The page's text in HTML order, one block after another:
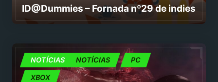
ID@Dummies – Fornada nº29 de indies
JOGOS NOTÍCIAS PC
XBOX
NOTÍCIAS